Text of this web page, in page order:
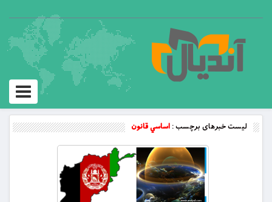
Toggle
لیست خبرهای برچسب :اساسي قانون